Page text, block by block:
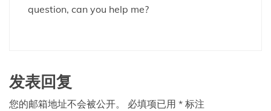
question, can you help me?
发表回复
您的邮箱地址不会被公开。 必填项已用 * 标注